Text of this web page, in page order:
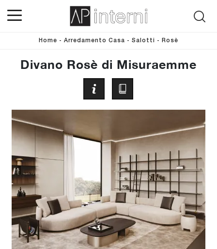
Home - Arredamento Casa - Salotti - Rosè
Divano Rosè di Misuraemme